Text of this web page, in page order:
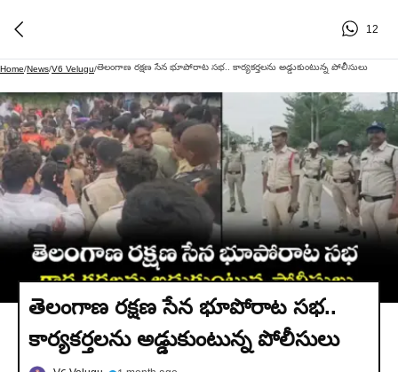
12
Home/News/V6 Velugu/తెలంగాణ రక్షణ సేన భూపోరాట సభ.. కార్యకర్తలను అడ్డుకుంటున్న పోలీసులు
తెలంగాణ రక్షణ సేన భూపోరాట సభ..
కార్యకర్తలను అడ్డుకుంటున్న పోలీసులు